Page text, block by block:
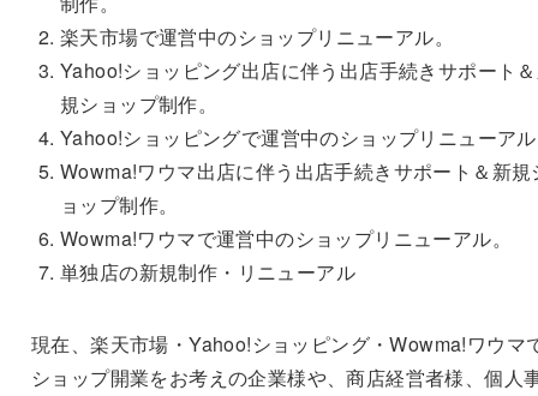
楽天市場で運営中のショップリニューアル。
Yahoo!ショッピング出店に伴う出店手続きサポート
規ショップ制作。
Yahoo!ショッピングで運営中のショップリニューア
Wowma!ワウマ出店に伴う出店手続きサポート＆新規
ョップ制作。
Wowma!ワウマで運営中のショップリニューアル。
単独店の新規制作・リニューアル
現在、楽天市場・Yahoo!ショッピング・Wowma!ワウマ
ショップ開業をお考えの企業様や、商店経営者様、個人